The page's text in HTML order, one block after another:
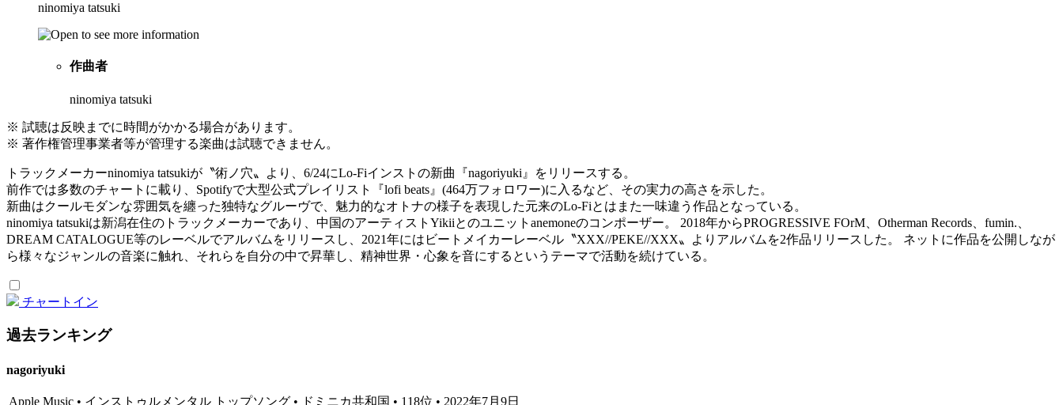
ninomiya tatsuki
作曲者
ninomiya tatsuki
※ 試聴は反映までに時間がかかる場合があります。
※ 著作権管理事業者等が管理する楽曲は試聴できません。
トラックメーカーninomiya tatsukiが〝術ノ穴〟より、6/24にLo-Fiインストの新曲『nagoriyuki』をリリースする。
前作では多数のチャートに載り、Spotifyで大型公式プレイリスト『lofi beats』(464万フォロワー)に入るなど、その実力の高さを示した。
新曲はクールモダンな雰囲気を纏った独特なグルーヴで、魅力的なオトナの様子を表現した元来のLo-Fiとはまた一味違う作品となっている。
ninomiya tatsukiは新潟在住のトラックメーカーであり、中国のアーティストYikiiとのユニットanemoneのコンポーザー。 2018年からPROGRESSIVE FOrM、Otherman Records、fumin.、
DREAM CATALOGUE等のレーベルでアルバムをリリースし、2021年にはビートメイカーレーベル〝XXX//PEKE//XXX〟よりアルバムを2作品リリースした。 ネットに作品を公開しなが
ら様々なジャンルの音楽に触れ、それらを自分の中で昇華し、精神世界・心象を音にするというテーマで活動を続けている。
チャートイン
過去ランキング
nagoriyuki
Apple Music • インストゥルメンタル トップソング • ドミニカ共和国 • 118位 • 2022年7月9日